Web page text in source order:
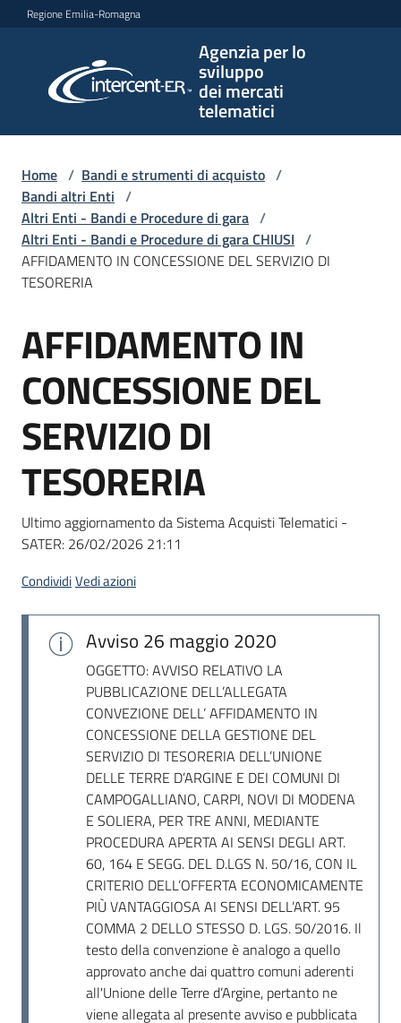
Vai al contenuto
Vai alla navigazione
Vai al footer
Regione Emilia-Romagna
Agenzia per lo
sviluppo
dei mercati
telematici
per lo
sviluppo
telematici
L'Agenzia
Bandi
e
di
Supporto
Piattaforme
telematiche
Home / Bandi e strumenti di acquisto /
Bandi altri Enti /
Altri Enti - Bandi e Procedure di gara /
Altri Enti - Bandi e Procedure di gara CHIUSI /
AFFIDAMENTO IN CONCESSIONE DEL SERVIZIO DI
TESORERIA
Salta al contenuto
AFFIDAMENTO IN
CONCESSIONE DEL
SERVIZIO DI
TESORERIA
Ultimo aggiornamento da Sistema Acquisti Telematici -
SATER: 26/02/2026 21:11
CondividiVedi azioni
Avviso 26 maggio 2020
OGGETTO: AVVISO RELATIVO LA
PUBBLICAZIONE DELL’ALLEGATA
CONVEZIONE DELL’ AFFIDAMENTO IN
CONCESSIONE DELLA GESTIONE DEL
SERVIZIO DI TESORERIA DELL’UNIONE
DELLE TERRE D’ARGINE E DEI COMUNI DI
CAMPOGALLIANO, CARPI, NOVI DI MODENA
E SOLIERA, PER TRE ANNI, MEDIANTE
PROCEDURA APERTA AI SENSI DEGLI ART.
60, 164 E SEGG. DEL D.LGS N. 50/16, CON IL
CRITERIO DELL’OFFERTA ECONOMICAMENTE
PIÙ VANTAGGIOSA AI SENSI DELL’ART. 95
COMMA 2 DELLO STESSO D. LGS. 50/2016. Il
testo della convenzione è analogo a quello
approvato anche dai quattro comuni aderenti
all'Unione delle Terre d’Argine, pertanto ne
viene allegata al presente avviso e pubblicata